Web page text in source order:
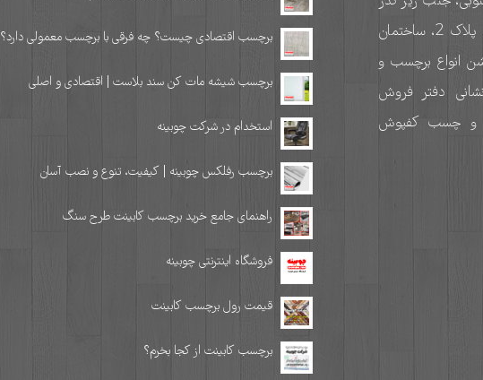
همت، نبش خ قدس (علی‌وردی غربی)، پلاک 2، ساختمان
(در این لوکیشن انواع برچسب و
دفتر فروش
و چسب کفپوش
برچسب اقتصادی چیست؟ چه فرقی با برچسب معمولی دارد؟
برچسب شیشه مات کن سند بلاست | اقتصادی و اصلی
استخدام در شرکت چوبینه
برچسب رفلکس چوبینه | کیفیت، تنوع و نصب آسان
راهنمای جامع خرید برچسب کابینت طرح سنگ
فروشگاه اینترنتی چوبینه
قیمت رول برچسب کابینت
برچسب کابینت از کجا بخرم؟